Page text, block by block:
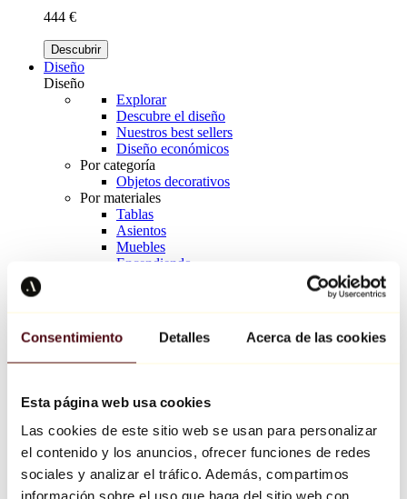
Consentimiento Detalles Acerca de las cookies
Esta página web usa cookies
Las cookies de este sitio web se usan para personalizar
el contenido y los anuncios, ofrecer funciones de redes
sociales y analizar el tráfico. Además, compartimos
información sobre el uso que haga del sitio web con
444 €
Descubrir
Diseño
Diseño
Explorar
Descubre el diseño
Nuestros best sellers
Diseño económicos
Por categoría
Objetos decorativos
Por materiales
Tablas
Asientos
Muebles
Encendiendo
Richard Orlinski
Keith Haring
Jeff Koons
Jean-Michel Basquiat
Todos los diseñadores
Obra de la semana